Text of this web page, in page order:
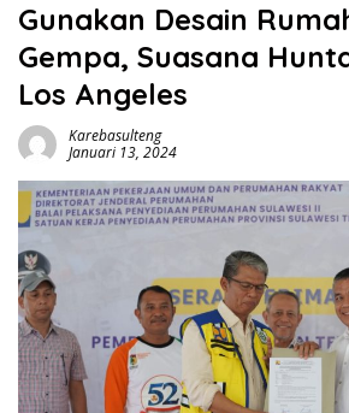
Gunakan Desain
Gempa, Suasana
Los Angeles
Karebasulteng
Januari 13, 2024